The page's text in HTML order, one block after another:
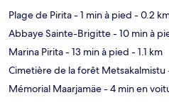
Plage de Pirita- 1 min à pied - 0.2
Abbaye Sainte-Brigitte- 10 min à
Marina Pirita- 13 min à pied - 1.1 km
Cimetière de la forêt Metsakalmistu
Mémorial Maarjamäe- 4 min en